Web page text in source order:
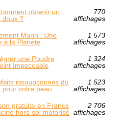
obtenir un
doux ?
770
affichages
Marin : Une
à la Planète
1 573
affichages
une Poudre
Impeccable
1 324
affichages
insoupçonnés du
pour votre peau
1 523
affichages
gratuite en France
hors-sol motorisé
2 706
affichages